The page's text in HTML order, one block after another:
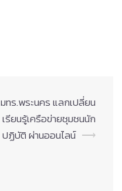
มทร.พระนคร แลกเปลี่ยน
เรียนรู้เครือข่ายชุมชนนัก
ปฏิบัติ ผ่านออนไลน์ ⟶